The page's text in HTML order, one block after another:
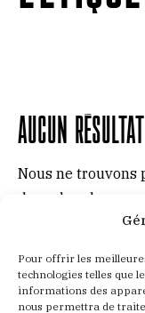
Pour offrir les
technologies telles que
informations des
nous permettra de
Aucun résultat
Nous ne trouvons
de recherche
: